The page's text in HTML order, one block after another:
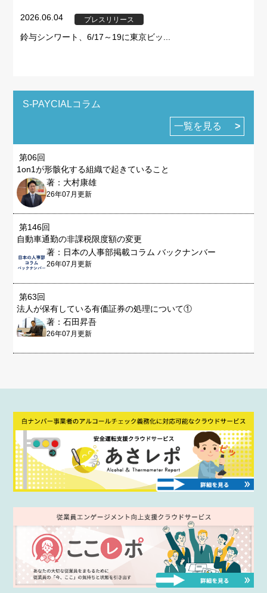
2026.06.04 プレスリリース
鈴与シンワート、6/17～19に東京ビッ...
S-PAYCIALコラム
一覧を見る
第06回
1on1が形骸化する組織で起きていること
著：大村康雄
26年07月更新
第146回
自動車通勤の非課税限度額の変更
著：日本の人事部掲載コラム バックナンバー
26年07月更新
第63回
法人が保有している有価証券の処理について①
著：石田昇吾
26年07月更新